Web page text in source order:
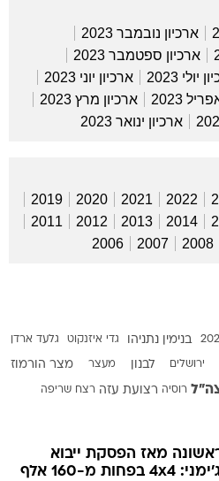
ארכיון נובמבר 2023
ארכיון ספטמבר 2023
יולי 2023
ארכיון יוני 2023
2023
ארכיון מרץ 2023
ארכיון ינואר 2023
2022
2021
2020
2019
2014
2013
2012
2011
2008
2007
2006
בנימין נתניהו גדי איזנקוט גלעד ארדן
ירושלים לבנון מעצר מצר הורמוז
רוסיה רצועת עזה רצח שריפה
מאז הפסקת ייבוא
הג'ימני: 4x4 בפחות מ-160 אלף